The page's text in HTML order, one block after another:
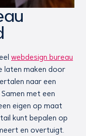
webdesign bureau
laten maken door
naar een
met een
eigen op maat
kunt bepalen op
en overtuigt.